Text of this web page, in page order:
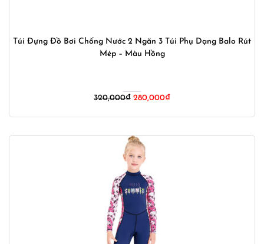
Túi Đựng Đồ Bơi Chống Nước 2 Ngăn 3 Túi Phụ Dạng Balo Rút
Mép – Màu Hồng
320,000₫ Giá
320,000₫.
280,000₫Giá
là: